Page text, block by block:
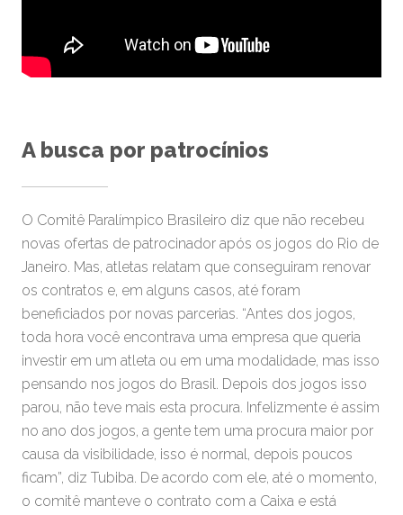
A busca por patrocínios
O Comitê Paralímpico Brasileiro diz que não recebeu
novas ofertas de patrocinador após os jogos do Rio de
Janeiro. Mas, atletas relatam que conseguiram renovar
os contratos e, em alguns casos, até foram
beneficiados por novas parcerias. “Antes dos jogos,
toda hora você encontrava uma empresa que queria
investir em um atleta ou em uma modalidade, mas isso
pensando nos jogos do Brasil. Depois dos jogos isso
parou, não teve mais esta procura. Infelizmente é assim
no ano dos jogos, a gente tem uma procura maior por
causa da visibilidade, isso é normal, depois poucos
ficam”, diz Tubiba. De acordo com ele, até o momento,
o comitê manteve o contrato com a Caixa e está